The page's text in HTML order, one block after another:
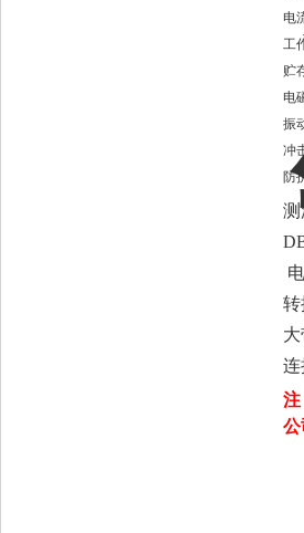
电
工
贮
电
振
冲
防
测
转
连
注
公